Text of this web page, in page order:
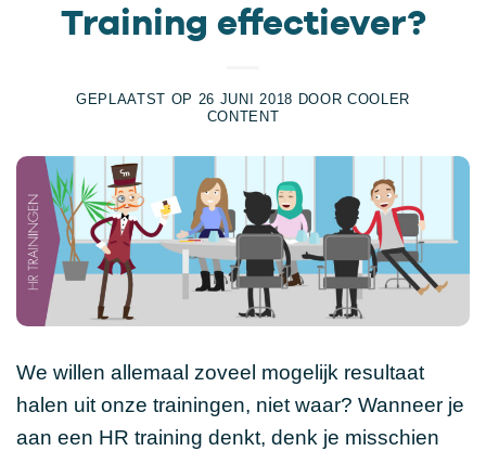
Training effectiever?
GEPLAATST OP 26 JUNI 2018 DOOR COOLER
CONTENT
We willen allemaal zoveel mogelijk resultaat
halen uit onze trainingen, niet waar? Wanneer je
aan een HR training denkt, denk je misschien